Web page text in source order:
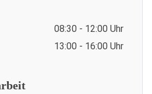
08:30 - 12:00 Uhr
13:00 - 16:00 Uhr